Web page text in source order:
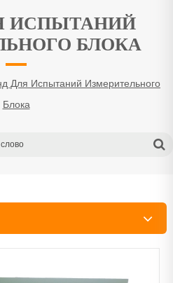
ИСПЫТАНИЙ
БЛОКА
Для Испытаний Измерительного
Блока